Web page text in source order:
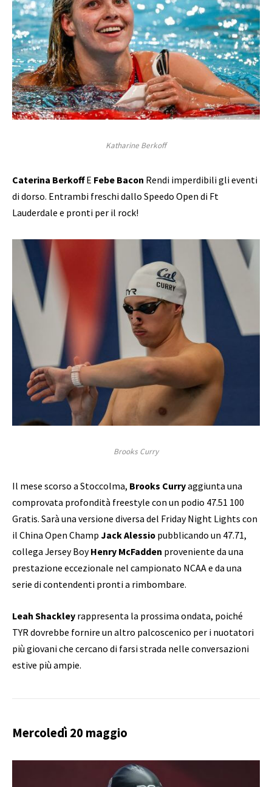
Katharine Berkoff
Caterina BerkoffE Febe Bacon Rendi imperdibili gli eventi
di dorso. Entrambi freschi dallo Speedo Open di Ft
Lauderdale e pronti per il rock!
Brooks Curry
Il mese scorso a Stoccolma, Brooks Curryaggiunta una
comprovata profondità freestyle con un podio 47.51 100
Gratis. Sarà una versione diversa del Friday Night Lights con
il China Open Champ Jack Alessio pubblicando un 47.71,
collega Jersey Boy Henry McFadden proveniente da una
prestazione eccezionale nel campionato NCAA e da una
serie di contendenti pronti a rimbombare.
Leah Shackley rappresenta la prossima ondata, poiché
TYR dovrebbe fornire un altro palcoscenico per i nuotatori
più giovani che cercano di farsi strada nelle conversazioni
estive più ampie.
Mercoledì 20 maggio